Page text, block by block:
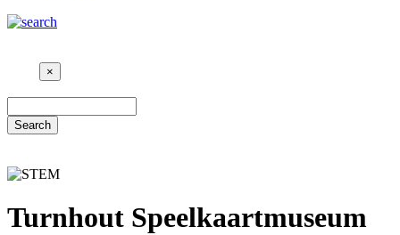
×
Turnhout Speelkaartmuseum